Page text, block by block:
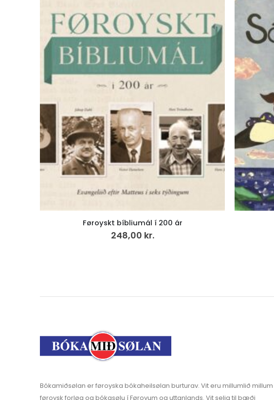
Sólja og Súla á sólferð
175,00 kr.
Bókamiðsølan er føroyska bókaheilsølan burturav. Vit eru millumlið millum
føroysk forløg og bókasølu í Føroyum og uttanlands. Vit selja til bæði